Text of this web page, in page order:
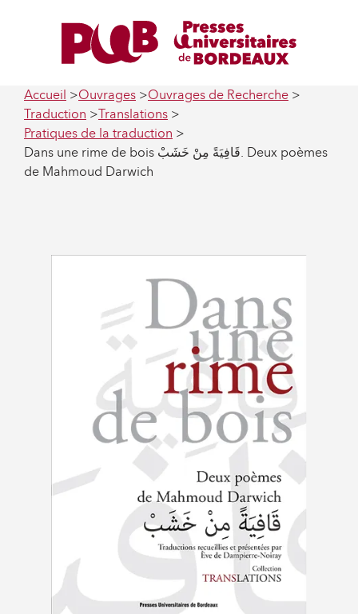
Accueil Ouvrages
Ouvrages de Recherche
Traduction
Translations
Pratiques de la traduction
Dans une rime de bois قَافِيَةً مِنْ خَشَبْ. Deux poèmes
de Mahmoud Darwich